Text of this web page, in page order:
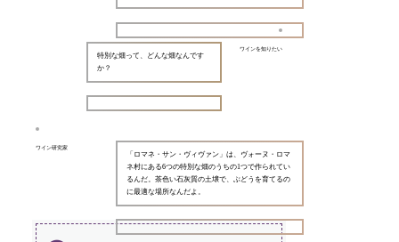
ワインを知りたい
特別な畑って、どんな畑なんです
か？
ワイン研究家
「ロマネ・サン・ヴィヴァン」は、ヴォーヌ・ロマ
ネ村にある6つの特別な畑のうちの1つで作られてい
るんだ。茶色い石灰質の土壌で、ぶどうを育てるの
に最適な場所なんだよ。